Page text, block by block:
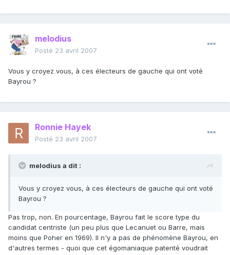
melodius
Posté 23 avril 2007
Vous y croyez vous, à ces électeurs de gauche qui ont voté
Bayrou ?
Ronnie Hayek
Posté 23 avril 2007
melodius a dit :
Vous y croyez vous, à ces électeurs de gauche qui ont voté
Bayrou ?
Pas trop, non. En pourcentage, Bayrou fait le score type du
candidat centriste (un peu plus que Lecanuet ou Barre, mais
moins que Poher en 1969). Il n'y a pas de phénomène Bayrou, en
d'autres termes - quoi que cet égomaniaque patenté voudrait